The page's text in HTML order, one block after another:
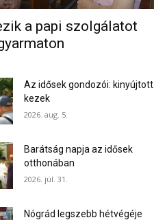
a papi szolgálatot
Az idősek gondozói: kinyújtott
kezek
2026. aug. 5.
Barátság napja az idősek
otthonában
2026. júl. 31.
Nógrád legszebb hétvégéje